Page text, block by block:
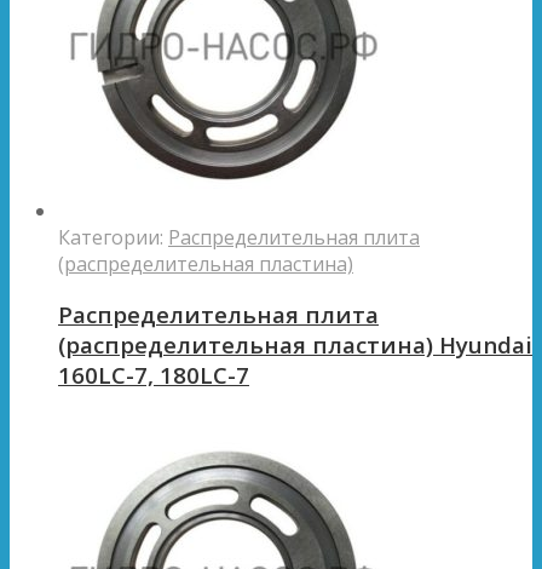
Категории: Распределительная плита
(распределительная пластина)
Распределительная плита
(распределительная пластина) Hyundai
160LC-7, 180LC-7